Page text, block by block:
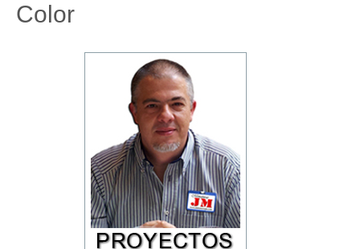
Color